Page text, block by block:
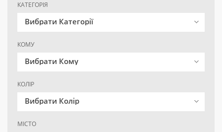
КАТЕГОРІЯ
Вибрати Категорії
КОМУ
Вибрати Кому
КОЛІР
Вибрати Колір
МІСТО